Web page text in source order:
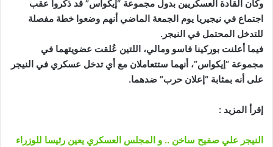
وكان القادة العسكريين بدول مجموعة “إيكواس” قد ذكروا عقب
اجتماع في نيجيريا يوم الجمعة الماضي أنهم وضعوا خطة مفصلة
للتدخل المحتمل في النيجر.
فيما أعلنت بوركينا فاسو ومالي، اللتين عُلقت عضويتهما في
مجموعة “إيكواس”، أنهما ستتعاملان مع أي تدخل عسكري في النيجر
على أنه بمثابة “إعلان حرب” ضدهما.
إقرأ المزيد :
النيجر علي صفيح ساخن .. و المجلس العسكري يعين رئيسا للوزراء